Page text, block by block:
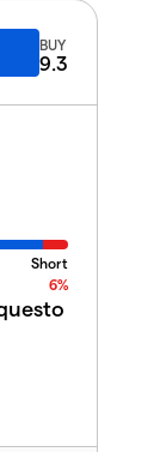
BUY
9.3
Short
6%